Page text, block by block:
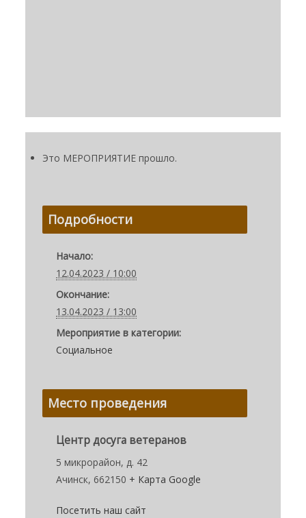
Это МЕРОПРИЯТИЕ прошло.
Подробности
Начало:
12.04.2023 / 10:00
Окончание:
13.04.2023 / 13:00
Мероприятие в категории:
Социальное
Место проведения
Центр досуга ветеранов
5 микрорайон, д. 42
Ачинск, 662150 + Карта Google
Посетить наш сайт